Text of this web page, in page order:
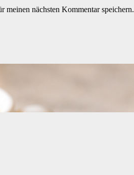
nächsten Kommentar speichern.